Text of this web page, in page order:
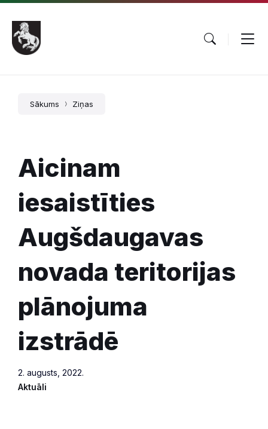
Pāriet
saturu
Skip
main
navigation
Skip
footer
Sākums Ziņas
Aicinam
iesaistīties
Augšdaugavas
novada teritorijas
plānojuma
izstrādē
2. augusts, 2022.
Aktuāli